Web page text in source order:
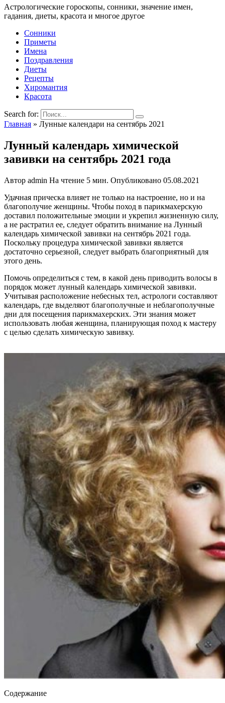
Астрологические гороскопы, сонники, значение имен,
гадания, диеты, красота и многое другое
Сонники
Приметы
Имена
Поздравления
Диеты
Рецепты
Хиромантия
Красота
Search for:
Главная » Лунные календари на сентябрь 2021
Лунный календарь химической
завивки на сентябрь 2021 года
Автор admin На чтение 5 мин. Опубликовано 05.08.2021
Удачная прическа влияет не только на настроение, но и на
благополучие женщины. Чтобы поход в парикмахерскую
доставил положительные эмоции и укрепил жизненную силу,
а не растратил ее, следует обратить внимание на Лунный
календарь химической завивки на сентябрь 2021 года.
Поскольку процедура химической завивки является
достаточно серьезной, следует выбрать благоприятный для
этого день.
Помочь определиться с тем, в какой день приводить волосы в
порядок может лунный календарь химической завивки.
Учитывая расположение небесных тел, астрологи составляют
календарь, где выделяют благополучные и неблагополучные
дни для посещения парикмахерских. Эти знания может
использовать любая женщина, планирующая поход к мастеру
с целью сделать химическую завивку.
Содержание